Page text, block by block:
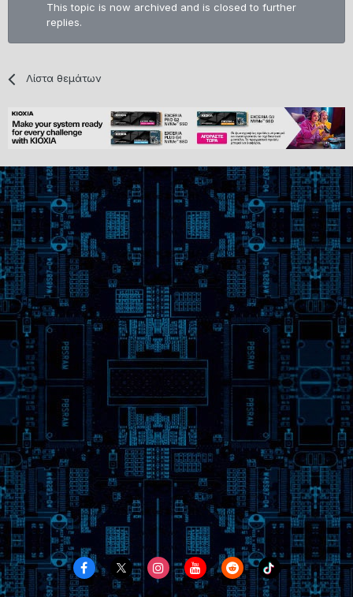
This topic is now archived and is closed to further
replies.
Λίστα θεμάτων